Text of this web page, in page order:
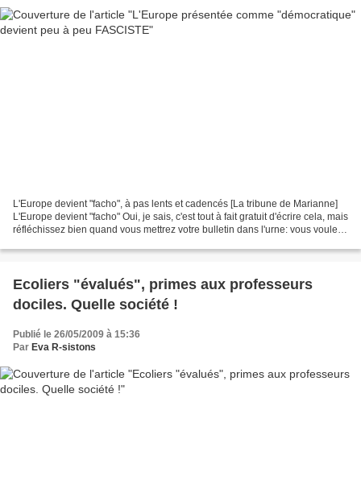
L'Europe devient "facho", à pas lents et cadencés [La tribune de Marianne]
L'Europe devient "facho" Oui, je sais, c'est tout à fait gratuit d'écrire cela, mais
réfléchissez bien quand vous mettrez votre bulletin dans l'urne: vous voulez
Ecoliers "évalués", primes aux professeurs
dociles. Quelle société !
Publié le 26/05/2009 à 15:36
Par Eva R-sistons